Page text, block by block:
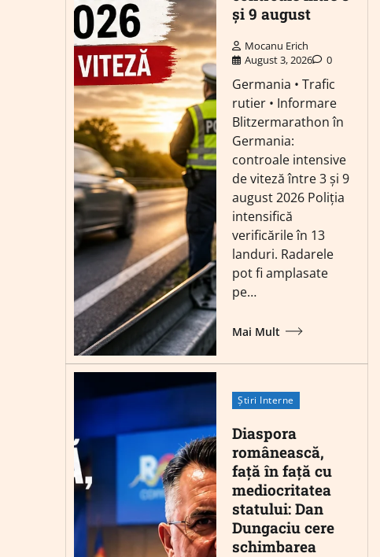
și 9 august
Mocanu Erich
August 3, 2026
0
Germania • Trafic
rutier • Informare
Blitzermarathon în
Germania:
controale intensive
de viteză între 3 și 9
august 2026 Poliția
intensifică
verificările în 13
landuri. Radarele
pot fi amplasate
pe…
Mai Mult
Știri Interne
Diaspora
românească,
față în față cu
mediocritatea
statului: Dan
Dungaciu cere
schimbarea